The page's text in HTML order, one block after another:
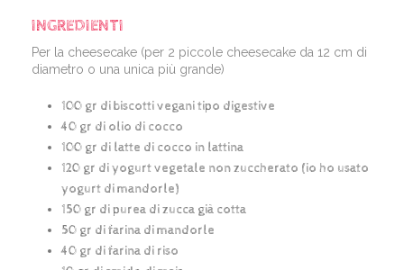
INGREDIENTI
Per la cheesecake (per 2 piccole cheesecake da 12 cm di
diametro o una unica più grande)
100 gr di biscotti vegani tipo digestive
40 gr di olio di cocco
100 gr di latte di cocco in lattina
120 gr di yogurt vegetale non zuccherato (io ho usato
yogurt di mandorle)
150 gr di purea di zucca già cotta
50 gr di farina di mandorle
40 gr di farina di riso